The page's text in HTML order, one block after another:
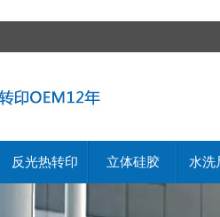
反光热转印 立体硅胶 水洗